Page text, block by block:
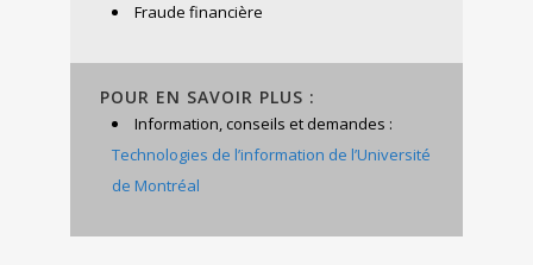
Fraude financière
POUR EN SAVOIR PLUS :
Information, conseils et demandes :
Technologies de l’information de l’Université
de Montréal